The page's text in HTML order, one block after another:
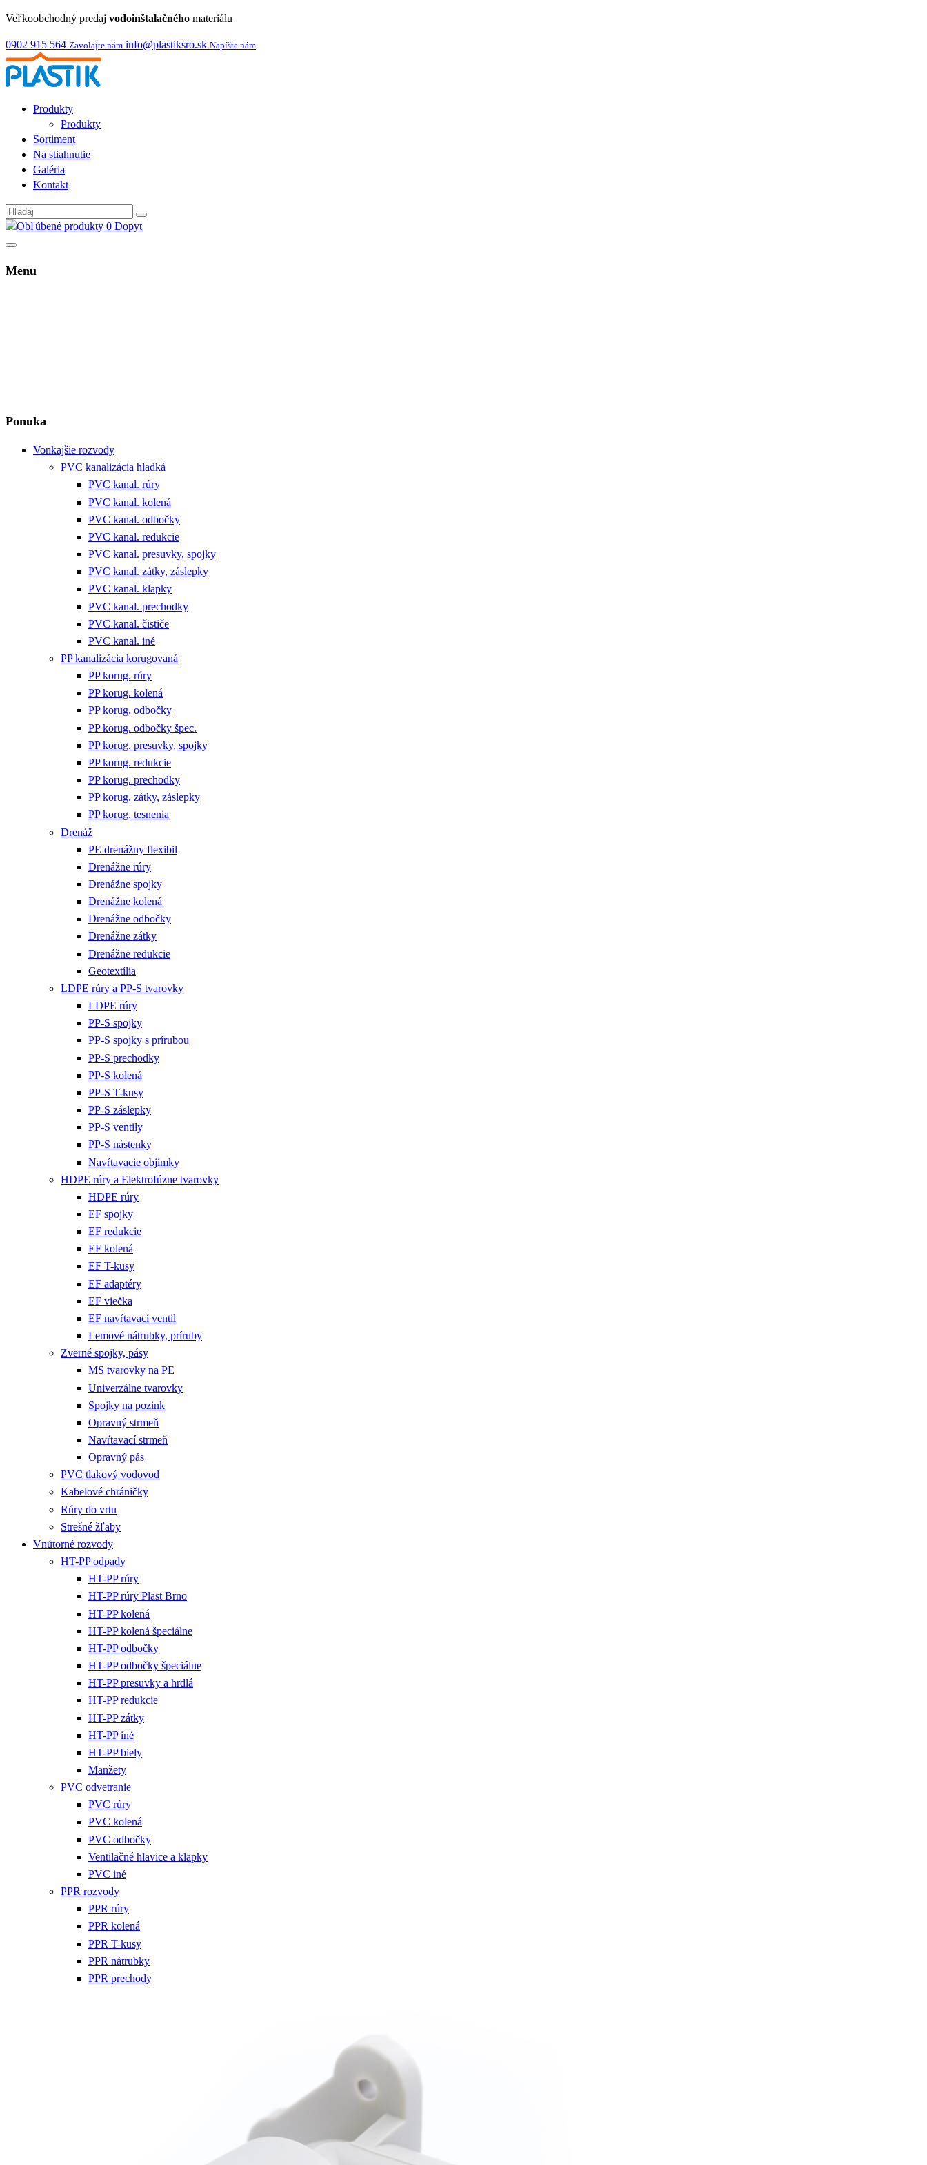
Veľkoobchodný predaj vodoinštalačného materiálu
0902 915 564 Zavolajte nám info@plastiksro.sk Napíšte nám
Produkty
Produkty
Sortiment
Na stiahnutie
Galéria
Kontakt
0 Dopyt
Menu
Ponuka
Vonkajšie rozvody
PVC kanalizácia hladká
PVC kanal. rúry
PVC kanal. kolená
PVC kanal. odbočky
PVC kanal. redukcie
PVC kanal. presuvky, spojky
PVC kanal. zátky, záslepky
PVC kanal. klapky
PVC kanal. prechodky
PVC kanal. čističe
PVC kanal. iné
PP kanalizácia korugovaná
PP korug. rúry
PP korug. kolená
PP korug. odbočky
PP korug. odbočky špec.
PP korug. presuvky, spojky
PP korug. redukcie
PP korug. prechodky
PP korug. zátky, záslepky
PP korug. tesnenia
Drenáž
PE drenážny flexibil
Drenážne rúry
Drenážne spojky
Drenážne kolená
Drenážne odbočky
Drenážne zátky
Drenážne redukcie
Geotextília
LDPE rúry a PP-S tvarovky
LDPE rúry
PP-S spojky
PP-S spojky s prírubou
PP-S prechodky
PP-S kolená
PP-S T-kusy
PP-S záslepky
PP-S ventily
PP-S nástenky
Navŕtavacie objímky
HDPE rúry a Elektrofúzne tvarovky
HDPE rúry
EF spojky
EF redukcie
EF kolená
EF T-kusy
EF adaptéry
EF viečka
EF navŕtavací ventil
Lemové nátrubky, príruby
Zverné spojky, pásy
MS tvarovky na PE
Univerzálne tvarovky
Spojky na pozink
Opravný strmeň
Navŕtavací strmeň
Opravný pás
PVC tlakový vodovod
Kabelové chráničky
Rúry do vrtu
Strešné žľaby
Vnútorné rozvody
HT-PP odpady
HT-PP rúry
HT-PP rúry Plast Brno
HT-PP kolená
HT-PP kolená špeciálne
HT-PP odbočky
HT-PP odbočky špeciálne
HT-PP presuvky a hrdlá
HT-PP redukcie
HT-PP zátky
HT-PP iné
HT-PP biely
Manžety
PVC odvetranie
PVC rúry
PVC kolená
PVC odbočky
Ventilačné hlavice a klapky
PVC iné
PPR rozvody
PPR rúry
PPR kolená
PPR T-kusy
PPR nátrubky
PPR prechody